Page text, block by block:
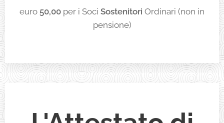
euro 50,00 per i Soci Sostenitori Ordinari (non in
pensione)